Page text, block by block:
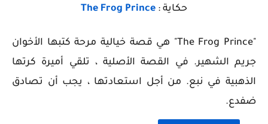
حكاية : The Frog Prince
"The Frog Prince" هي قصة خيالية مرحة كتبها الأخوان
جريم الشهير. في القصة الأصلية ، تلقي أميرة كرتها
الذهبية في نبع. من أجل استعادتها ، يجب أن تصادق
ضفدع.